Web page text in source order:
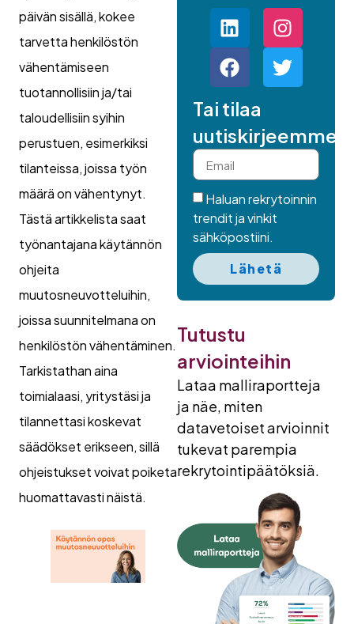
päivän sisällä, kokee
tarvetta henkilöstön
vähentämiseen
tuotannollisiin ja/tai
taloudellisiin syihin
perustuen, esimerkiksi
tilanteissa, joissa työn
määrä on vähentynyt.
Tästä artikkelista saat
työnantajana käytännön
ohjeita
muutosneuvotteluihin,
joissa suunnitelmana on
henkilöstön vähentäminen.
Tarkistathan aina
toimialaasi, yritystäsi ja
tilannettasi koskevat
säädökset erikseen, sillä
ohjeistukset voivat poiketa
huomattavasti näistä.
Tai tilaa
uutiskirjeemme.
Haluan rekrytoinnin
trendit ja vinkit
sähköpostiini.
Lähetä
Tutustu
arviointeihin
Lataa malliraportteja
ja näe, miten
datavetoiset arvioinnit
tukevat parempia
rekrytointipäätöksiä.